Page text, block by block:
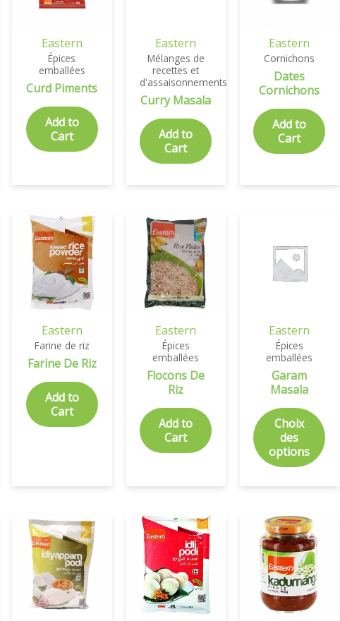
Eastern
Épices
emballées
Curd Piments
Add to
Cart
Eastern
Mélanges de
recettes et
d'assaisonnements
Curry Masala
Add to
Cart
Eastern
Cornichons
Dates
Cornichons
Add to
Cart
Eastern
Farine de riz
Farine De Riz
Add to
Cart
Eastern
Épices
emballées
Flocons De
Riz
Add to
Cart
Eastern
Épices
emballées
Garam
Masala
Choix
des
options